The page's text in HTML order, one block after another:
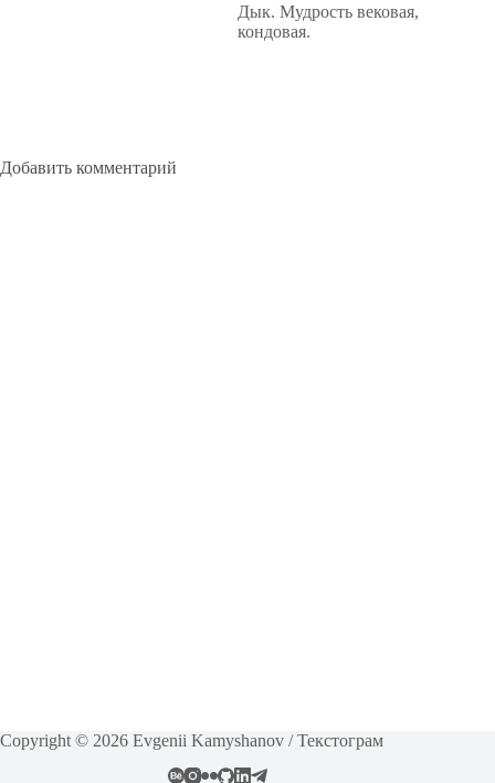
Дык. Мудрость вековая,
кондовая.
Добавить комментарий
Copyright © 2026 Evgenii Kamyshanov / Текстограм